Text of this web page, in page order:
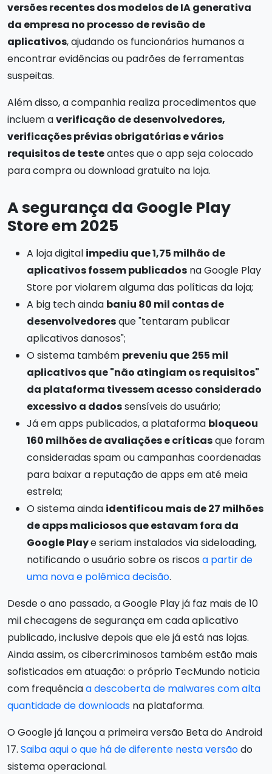
versões recentes dos modelos de IA generativa
da empresa no processo de revisão de
aplicativos, ajudando os funcionários humanos a
encontrar evidências ou padrões de ferramentas
suspeitas.
Além disso, a companhia realiza procedimentos que
incluem averificação de desenvolvedores,
verificações prévias obrigatórias e vários
requisitos de testeantes que o app seja colocado
para compra ou download gratuito na loja.
A segurança da Google Play
Store em 2025
A loja digital impediu que 1,75 milhão de
aplicativos fossem publicados na Google Play
Store por violarem alguma das políticas da loja;
A big tech ainda baniu 80 mil contas de
desenvolvedoresque "tentaram publicar
aplicativos danosos";
O sistema também preveniu que 255 mil
aplicativos que "não atingiam os requisitos"
da plataforma tivessem acesso considerado
excessivo a dadossensíveis do usuário;
Já em apps publicados, a plataforma bloqueou
160 milhões de avaliações e críticasque foram
consideradas spam ou campanhas coordenadas
para baixar a reputação de apps em até meia
estrela;
O sistema ainda identificou mais de 27 milhões
de apps maliciosos que estavam fora da
Google Playe seriam instalados via sideloading,
notificando o usuário sobre os riscos a partir de
uma nova e polêmica decisão.
Desde o ano passado, a Google Play já faz mais de 10
mil checagens de segurança em cada aplicativo
publicado, inclusive depois que ele já está nas lojas.
Ainda assim, os cibercriminosos também estão mais
sofisticados em atuação: o próprio TecMundo noticia
com frequênciaa descoberta de malwares com alta
quantidade de downloads na plataforma.
O Google já lançou a primeira versão Beta do Android
17. Saiba aqui o que há de diferente nesta versãodo
sistema operacional.